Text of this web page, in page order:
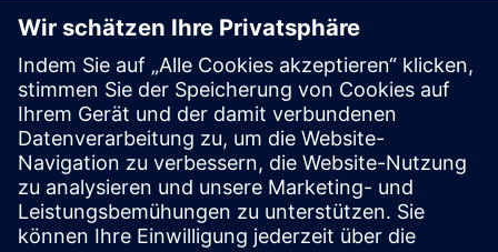
SENTRON Powercenter 3000 — transparente
Stromverteilung leicht gemacht
Überblick über den Anwendungsfall — Santon Retrofit
Voraussetzungen
Profinet/Modbus TCP-Kommunikation
SENTRON 3WA ACB mit elektronischem Auslösegerät
ETU600